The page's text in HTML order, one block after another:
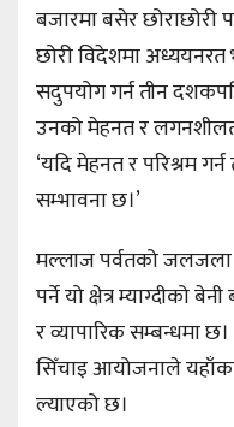
बजारमा बसेर छोराछोरी
छोरी विदेशमा अध्ययनरत
सदुपयोग गर्न तीन
उनको मेहनत र
‘यदि मेहनत र परिश्रम
सम्भावना छ।’
मल्लाज पर्वतको जलजला
पर्ने यो क्षेत्र म्याग्दीको
र व्यापारिक सम्बन्धमा
सिँचाइ आयोजनाले
ल्याएको छ।